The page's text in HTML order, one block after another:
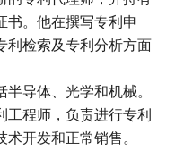
书。他在撰写专利申
利检索及专利分析方面
导体、光学和机械。
工程师，负责进行专利
开发和正常销售。